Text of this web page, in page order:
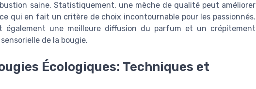
saine. Statistiquement, une mèche de qualité peut améliorer
qui en fait un critère de choix incontournable pour les passionnés.
également une meilleure diffusion du parfum et un crépitement
de la bougie.
Écologiques: Techniques et